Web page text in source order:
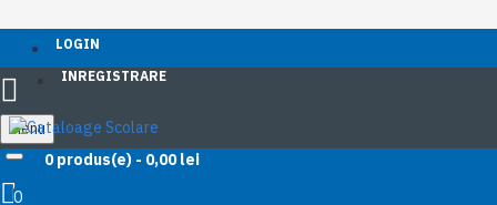
LOGIN
INREGISTRARE
Menu
0 produs(e) - 0,00 lei
0